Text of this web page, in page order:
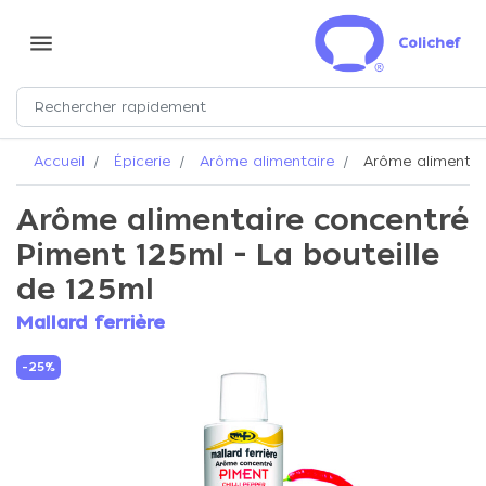
menu Colichef
Accueil Épicerie Arôme alimentaire Arôme
Arôme alimentaire concentré
Piment 125ml - La bouteille
de 125ml
Mallard ferrière
-25%